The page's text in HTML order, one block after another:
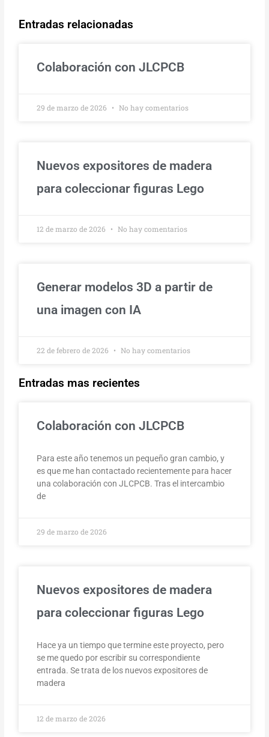
Entradas relacionadas
Colaboración con JLCPCB
29 de marzo de 2026 No hay comentarios
Nuevos expositores de madera
para coleccionar figuras Lego
12 de marzo de 2026 No hay comentarios
Generar modelos 3D a partir de
una imagen con IA
22 de febrero de 2026 No hay comentarios
Entradas mas recientes
Colaboración con JLCPCB
Para este año tenemos un pequeño gran cambio, y
es que me han contactado recientemente para hacer
una colaboración con JLCPCB. Tras el intercambio
de
29 de marzo de 2026
Nuevos expositores de madera
para coleccionar figuras Lego
Hace ya un tiempo que termine este proyecto, pero
se me quedo por escribir su correspondiente
entrada. Se trata de los nuevos expositores de
madera
12 de marzo de 2026